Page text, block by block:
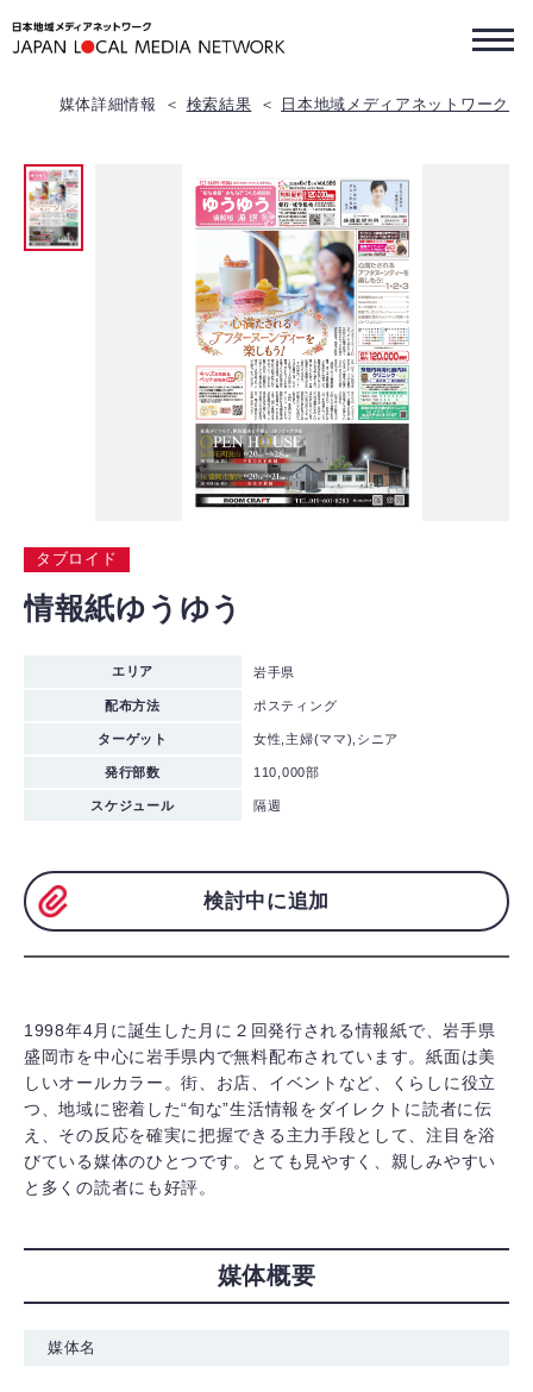
日本地域メディアネットワーク
検索結果
媒体詳細情報
タブロイド
情報紙ゆうゆう
エリア 岩手県
配布方法 ポスティング
ターゲット 女性,主婦(ママ),シニア
発行部数 110,000部
スケジュール 隔週
検討中に追加
1998年4月に誕生した月に２回発行される情報紙で、岩手県
盛岡市を中心に岩手県内で無料配布されています。紙面は美
しいオールカラー。街、お店、イベントなど、くらしに役立
つ、地域に密着した“旬な”生活情報をダイレクトに読者に伝
え、その反応を確実に把握できる主力手段として、注目を浴
びている媒体のひとつです。とても見やすく、親しみやすい
と多くの読者にも好評。
媒体概要
媒体名